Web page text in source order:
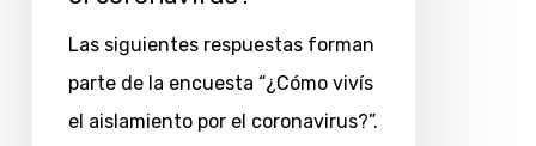
aislamiento
Las siguientes respuestas forman
parte de la encuesta “¿Cómo vivís
el aislamiento por el coronavirus?”.